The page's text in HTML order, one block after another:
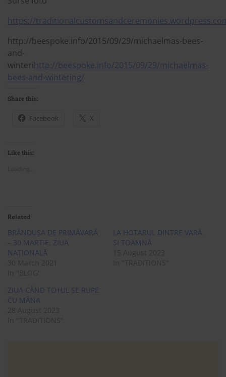
https://
http://beespoke.info/2015/09/29/michaelmas-bees-
and-
winteri http://beespoke.info/2015/09/29/michaelmas-
bees-and-wintering/
Share this:
Facebook X
Like this:
Related
BRÂNDUȘA DE PRIMĂVARĂ
– 30 MARTIE, ZIUA
NAȚIONALĂ
LA HOTARUL DINTRE VARĂ
ȘI TOAMNĂ
ZIUA CÂND TOTUL SE RUPE
CU MÂNA